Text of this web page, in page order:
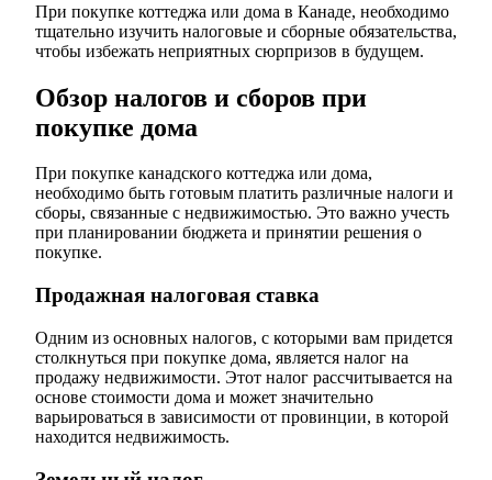
При покупке коттеджа или дома в Канаде, необходимо
тщательно изучить налоговые и сборные обязательства,
чтобы избежать неприятных сюрпризов в будущем.
Обзор налогов и сборов при
покупке дома
При покупке канадского коттеджа или дома,
необходимо быть готовым платить различные налоги и
сборы, связанные с недвижимостью. Это важно учесть
при планировании бюджета и принятии решения о
покупке.
Продажная налоговая ставка
Одним из основных налогов, с которыми вам придется
столкнуться при покупке дома, является налог на
продажу недвижимости. Этот налог рассчитывается на
основе стоимости дома и может значительно
варьироваться в зависимости от провинции, в которой
находится недвижимость.